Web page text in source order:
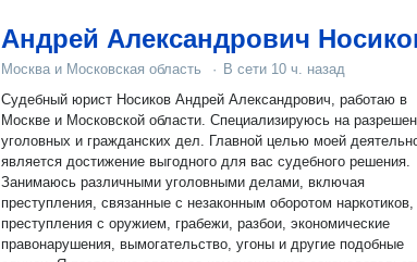
Андрей Александрович
Москва и Московская область · В сети 10 ч. назад
Судебный юрист Носиков Андрей Александрович, работаю в
Москве и Московской области. Специализируюсь на
уголовных и гражданских дел. Главной целью моей
является достижение выгодного для вас судебного решения.
Занимаюсь различными уголовными делами, включая
преступления, связанные с незаконным оборотом наркотиков,
преступления с оружием, грабежи, разбои, экономические
правонарушения, вымогательство, угоны и другие подобные